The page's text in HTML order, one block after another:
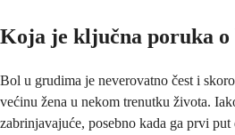
Koja je ključna poruka o
Bol u grudima je neverovatno čest i
većinu žena u nekom trenutku života.
zabrinjavajuće, posebno kada ga prvi